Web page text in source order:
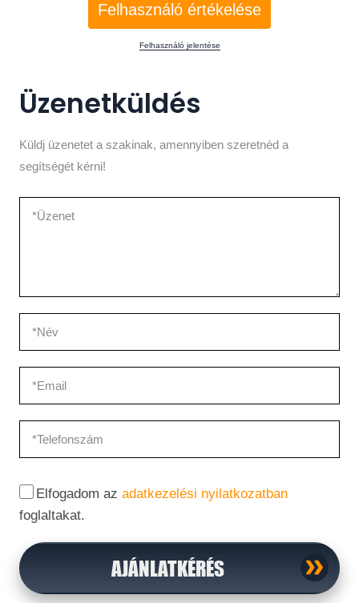
Felhasználó értékelése
Felhasználó jelentése
Üzenetküldés
Küldj üzenetet a szakinak, amennyiben szeretnéd a
segítségét kérni!
Elfogadom az adatkezelési nyilatkozatban
foglaltakat.
AJÁNLATKÉRÉS